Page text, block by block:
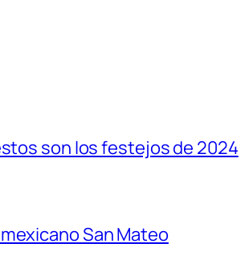
son los festejos de 2024
San Mateo